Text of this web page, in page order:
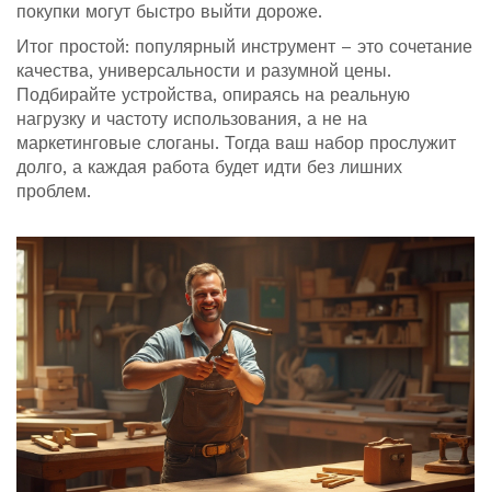
покупки могут быстро выйти дороже.
Итог простой: популярный инструмент – это сочетание
качества, универсальности и разумной цены.
Подбирайте устройства, опираясь на реальную
нагрузку и частоту использования, а не на
маркетинговые слоганы. Тогда ваш набор прослужит
долго, а каждая работа будет идти без лишних
проблем.